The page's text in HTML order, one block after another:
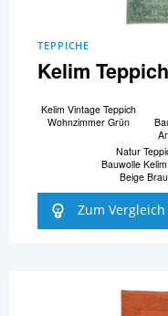
TEPPICHE
Kelim Teppich
Kelim Vintage Teppich
Wohnzimmer Grün
Natur
Bauwolle
Beige
Zum